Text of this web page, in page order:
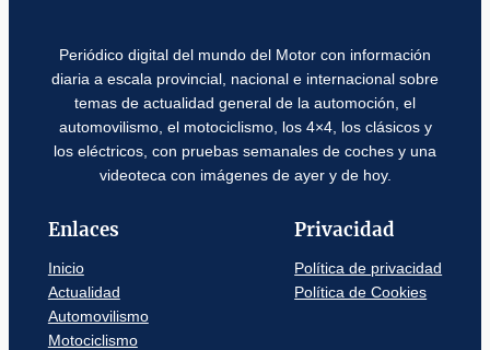
Periódico digital del mundo del Motor con información
diaria a escala provincial, nacional e internacional sobre
temas de actualidad general de la automoción, el
automovilismo, el motociclismo, los 4×4, los clásicos y
los eléctricos, con pruebas semanales de coches y una
videoteca con imágenes de ayer y de hoy.
Enlaces
Inicio
Actualidad
Automovilismo
Motociclismo
Privacidad
Política de privacidad
Política de Cookies